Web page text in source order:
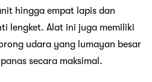
hingga empat lapis dan
lengket. Alat ini juga memiliki
udara yang lumayan besar
secara maksimal.